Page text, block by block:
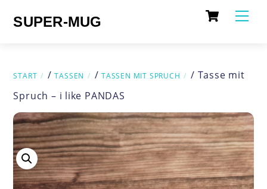
Cart
SUPER-MUG
START /TASSEN /TASSEN MIT SPRUCH
/ Tasse mit
Spruch – i like PANDAS